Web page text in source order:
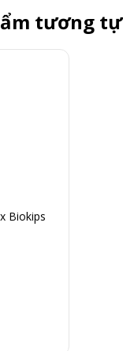
tương tự
Biokips